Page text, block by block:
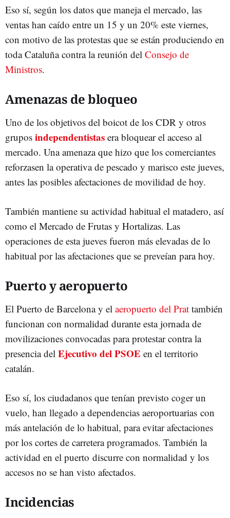
Eso sí, según los datos que maneja el mercado, las
ventas han caído entre un 15 y un 20% este viernes,
con motivo de las protestas que se están produciendo en
toda Cataluña contra la reunión del Consejo de
Ministros.
Amenazas de bloqueo
Uno de los objetivos del boicot de los CDR y otros
grupos independentistas era bloquear el acceso al
mercado. Una amenaza que hizo que los comerciantes
reforzasen la operativa de pescado y marisco este jueves,
antes las posibles afectaciones de movilidad de hoy.
También mantiene su actividad habitual el matadero, así
como el Mercado de Frutas y Hortalizas. Las
operaciones de esta jueves fueron más elevadas de lo
habitual por las afectaciones que se preveían para hoy.
Puerto y aeropuerto
El Puerto de Barcelona y el aeropuerto del Prat también
funcionan con normalidad durante esta jornada de
movilizaciones convocadas para protestar contra la
presencia del Ejecutivo del PSOE en el territorio
catalán.
Eso sí, los ciudadanos que tenían previsto coger un
vuelo, han llegado a dependencias aeroportuarias con
más antelación de lo habitual, para evitar afectaciones
por los cortes de carretera programados. También la
actividad en el puerto discurre con normalidad y los
accesos no se han visto afectados.
Incidencias